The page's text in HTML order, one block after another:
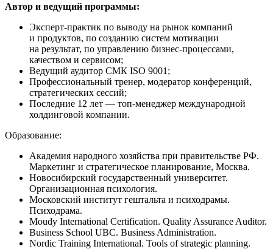
Автор и ведущий программы:
Эксперт-практик по выводу на рынок компаний
и продуктов, по созданию систем мотивации
на результат, по управлению бизнес-процессами,
качеством и сервисом;
Ведущий аудитор СМК ISO 9001;
Профессиональный тренер, модератор конференций,
стратегических сессий;
Последние 12 лет — топ-менеджер международной
холдинговой компании.
Образование:
Академия народного хозяйства при правительстве РФ.
Маркетинг и стратегическое планирование, Москва.
Новосибирский государственный университет.
Организационная психология.
Московский институт гештальта и психодрамы.
Психодрама.
Moudy International Certification. Quality Assurance Auditor.
Business School UBC. Business Administration.
Nordic Training International. Tools of strategic planning.